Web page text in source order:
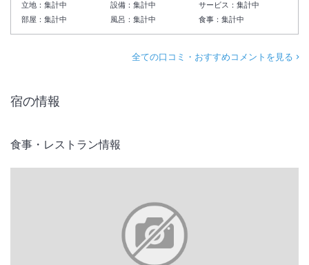
立地： 集計中 設備： 集計中 サービス：集計中
部屋： 集計中 風呂： 集計中 食事：集計中
全ての口コミ・おすすめコメントを見る
宿の情報
食事・レストラン情報